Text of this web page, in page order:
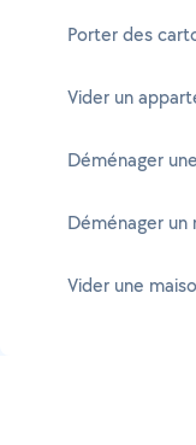
Porter des
Vider un
Déménager
Déménager un
Vider une